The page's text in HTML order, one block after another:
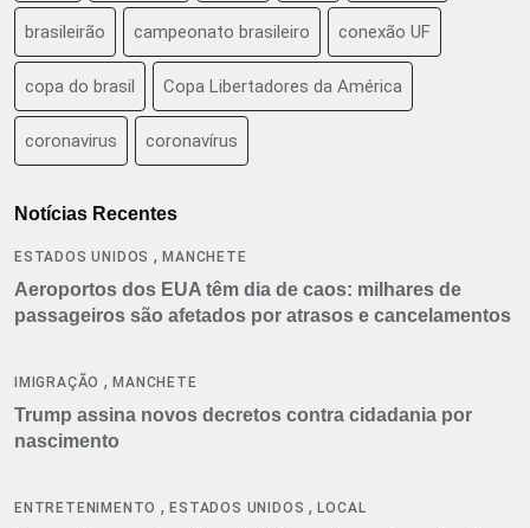
brasileirão campeonato brasileiro conexão UF
copa do brasil Copa Libertadores da América
coronavirus coronavírus
Notícias Recentes
ESTADOS UNIDOS ,MANCHETE
Aeroportos dos EUA têm dia de caos: milhares de
passageiros são afetados por atrasos e cancelamentos
IMIGRAÇÃO ,MANCHETE
Trump assina novos decretos contra cidadania por
nascimento
ENTRETENIMENTO ,ESTADOS UNIDOS ,LOCAL